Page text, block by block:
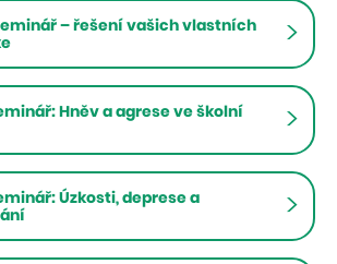
– řešení vašich vlastních
Hněv a agrese ve školní
Úzkosti, deprese a